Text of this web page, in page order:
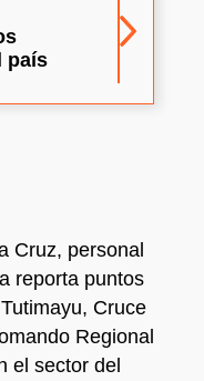
país
Cruz, personal
reporta puntos
Cruce
Regional
el sector del